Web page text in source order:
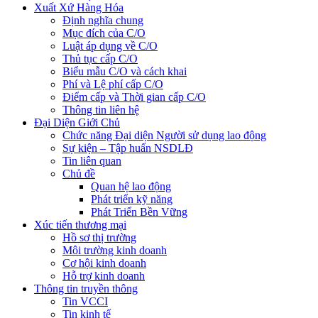
Xuất Xứ Hàng Hóa
Định nghĩa chung
Mục đích của C/O
Luật áp dụng về C/O
Thủ tục cấp C/O
Biểu mẫu C/O và cách khai
Phí và Lệ phí cấp C/O
Điểm cấp và Thời gian cấp C/O
Thông tin liên hệ
Đại Diện Giới Chủ
Chức năng Đại diện Người sử dụng lao động
Sự kiện – Tập huấn NSDLĐ
Tin liên quan
Chủ đề
Quan hệ lao động
Phát triển kỹ năng
Phát Triển Bền Vững
Xúc tiến thương mại
Hồ sơ thị trường
Môi trường kinh doanh
Cơ hội kinh doanh
Hỗ trợ kinh doanh
Thông tin truyền thông
Tin VCCI
Tin kinh tế